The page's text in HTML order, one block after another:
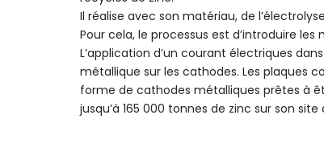
Il réalise avec son matériau, de
Pour cela, le processus est d’introduire
L’application d’un courant électriques
métallique sur les cathodes. Les plaques
forme de cathodes métalliques prêtes à
jusqu’à 165 000 tonnes de zinc sur son site